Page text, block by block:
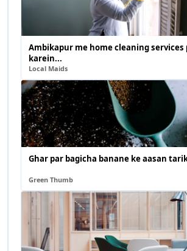
Ambikapur me home cleaning services
karein...
Local Maids
Ghar par bagicha banane ke aasan
Green Thumb